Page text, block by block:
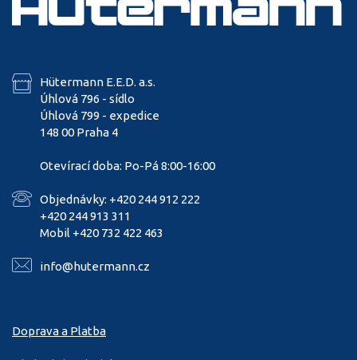
Hütermann E.E.D. a.s.
Úhlová 796 - sídlo
Úhlová 799 - expedice
148 00 Praha 4
Otevírací doba: Po-Pá 8:00-16:00
Objednávky: +420 244 912 222
+420 244 913 311
Mobil +420 732 422 463
info@hutermann.cz
Doprava a Platba